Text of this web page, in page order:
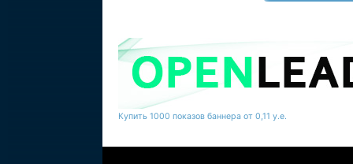
Купить 1000 показов баннера от 0,11 у.е.